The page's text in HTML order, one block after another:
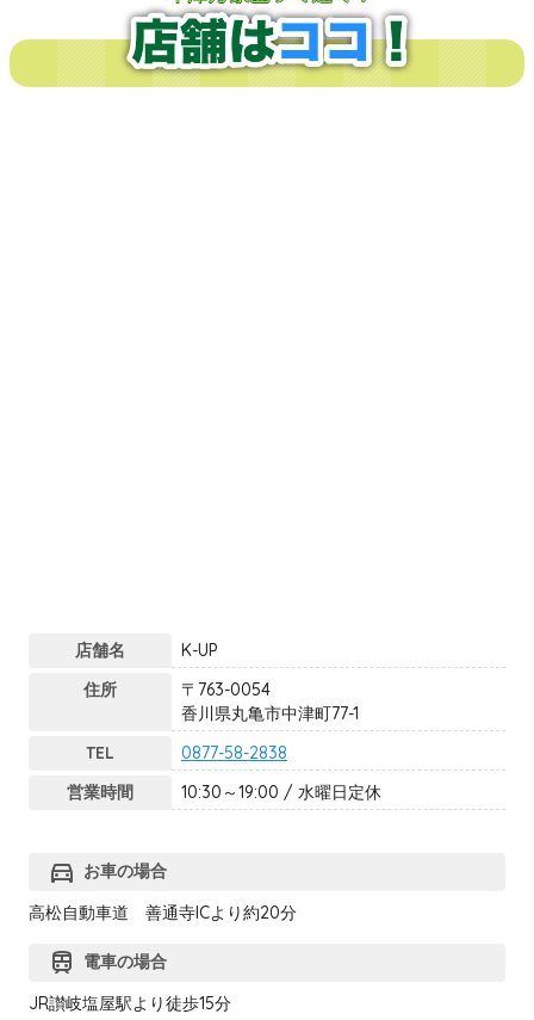
店舗名
K-UP
住所
〒763-0054
香川県丸亀市中津町77-1
TEL
0877-58-2838
営業時間
10:30～19:00 / 水曜日定休
directions_car お車の場合
高松自動車道 善通寺ICより約20分
train
電車の場合
JR讃岐塩屋駅より徒歩15分